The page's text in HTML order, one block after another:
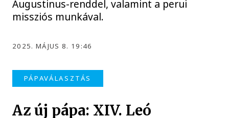
Augustinus-renddel, valamint a perui
missziós munkával.
2025. MÁJUS 8. 19:46
PÁPAVÁLASZTÁS
Az új pápa: XIV. Leó